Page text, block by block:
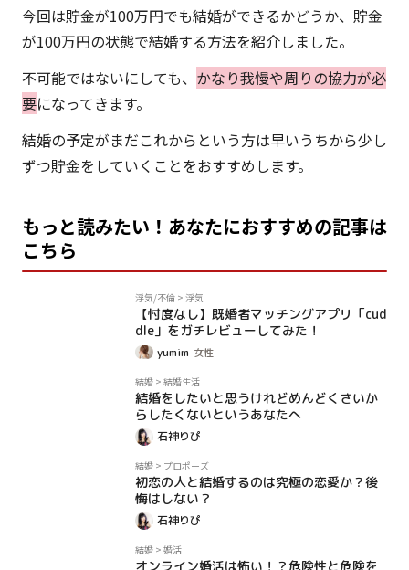
今回は貯金が100万円でも結婚ができるかどうか、貯金
が100万円の状態で結婚する方法を紹介しました。
不可能ではないにしても、 かなり我慢や周りの協力が必
要になってきます。
結婚の予定がまだこれからという方は早いうちから少し
ずつ貯金をしていくことをおすすめします。
もっと読みたい！あなたにおすすめの記事は
こちら
浮気/不倫 > 浮気
【忖度なし】既婚者マッチングアプリ「cud
dle」をガチレビューしてみた！
yumim 女性
結婚 > 結婚生活
結婚をしたいと思うけれどめんどくさいか
らしたくないというあなたへ
石神りぴ
結婚 > プロポーズ
初恋の人と結婚するのは究極の恋愛か？後
悔はしない？
石神りぴ
結婚 > 婚活
オンライン婚活は怖い！？危険性と危険を